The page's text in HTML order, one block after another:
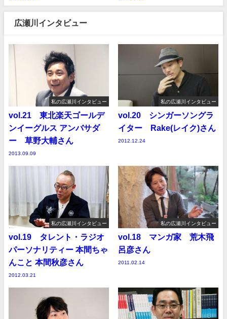
広瀬川インタビュー
私の広瀬川インタビュー
vol.21 東北楽天ゴールデ
ンイーグルス アンバサダ
ー 草野大輔さん
2013.09.09
私の広瀬川インタビュー
vol.20 シンガーソングラ
イター Rake(レイク)さん
2012.12.24
私の広瀬川インタビュー
vol.19 タレント・ラジオ
パーソナリティー 本間ちゃ
んこと 本間秋彦さん
2012.03.21
私の広瀬川インタビュー
vol.18 マンガ家 荒木飛
呂彦さん
2011.02.14